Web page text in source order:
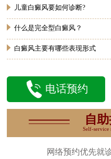
儿童白癜风要如何诊断?
什么是完全型白癜风？
白癜风主要有哪些表现形式
电话预约
自
Self-service
网络预约优先就